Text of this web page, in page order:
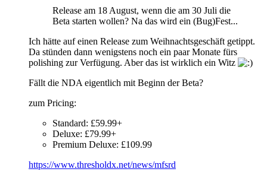
Release am 18 August, wenn die am 30 Juli die
Beta starten wollen? Na das wird ein (Bug)Fest...
Ich hätte auf einen Release zum Weihnachtsgeschäft getippt.
Da stünden dann wenigstens noch ein paar Monate fürs
polishing zur Verfügung. Aber das ist wirklich ein Witz
Fällt die NDA eigentlich mit Beginn der Beta?
zum Pricing:
Standard: £59.99+
Deluxe: £79.99+
Premium Deluxe: £109.99
https://www.thresholdx.net/news/mfsrd